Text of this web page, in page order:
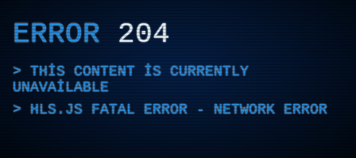
ERROR 204
THIS CONTENT IS CURRENTLY
UNAVAILABLE
HLS.JS FATAL ERROR - NETWORK ERROR